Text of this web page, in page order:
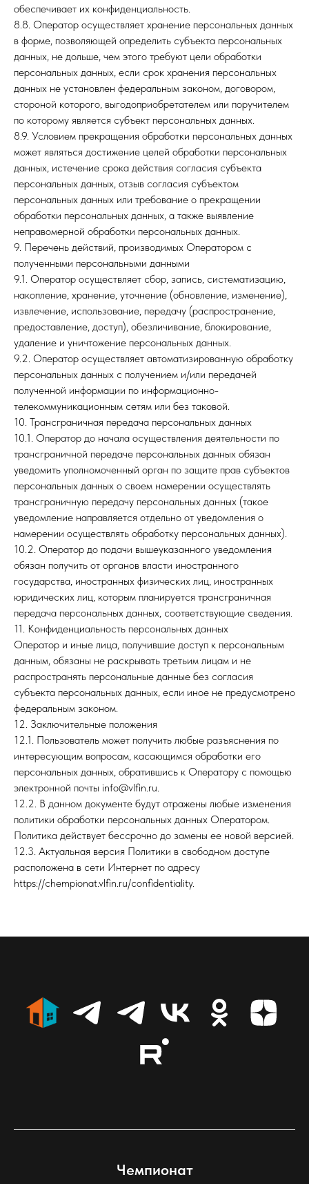
обеспечивает их конфиденциальность.
8.8. Оператор осуществляет хранение персональных данных
в форме, позволяющей определить субъекта персональных
данных, не дольше, чем этого требуют цели обработки
персональных данных, если срок хранения персональных
данных не установлен федеральным законом, договором,
стороной которого, выгодоприобретателем или поручителем
по которому является субъект персональных данных.
8.9. Условием прекращения обработки персональных данных
может являться достижение целей обработки персональных
данных, истечение срока действия согласия субъекта
персональных данных, отзыв согласия субъектом
персональных данных или требование о прекращении
обработки персональных данных, а также выявление
неправомерной обработки персональных данных.
9. Перечень действий, производимых Оператором с
полученными персональными данными
9.1. Оператор осуществляет сбор, запись, систематизацию,
накопление, хранение, уточнение (обновление, изменение),
извлечение, использование, передачу (распространение,
предоставление, доступ), обезличивание, блокирование,
удаление и уничтожение персональных данных.
9.2. Оператор осуществляет автоматизированную обработку
персональных данных с получением и/или передачей
полученной информации по информационно-
телекоммуникационным сетям или без таковой.
10. Трансграничная передача персональных данных
10.1. Оператор до начала осуществления деятельности по
трансграничной передаче персональных данных обязан
уведомить уполномоченный орган по защите прав субъектов
персональных данных о своем намерении осуществлять
трансграничную передачу персональных данных (такое
уведомление направляется отдельно от уведомления о
намерении осуществлять обработку персональных данных).
10.2. Оператор до подачи вышеуказанного уведомления
обязан получить от органов власти иностранного
государства, иностранных физических лиц, иностранных
юридических лиц, которым планируется трансграничная
передача персональных данных, соответствующие сведения.
11. Конфиденциальность персональных данных
Оператор и иные лица, получившие доступ к персональным
данным, обязаны не раскрывать третьим лицам и не
распространять персональные данные без согласия
субъекта персональных данных, если иное не предусмотрено
федеральным законом.
12. Заключительные положения
12.1. Пользователь может получить любые разъяснения по
интересующим вопросам, касающимся обработки его
персональных данных, обратившись к Оператору с помощью
электронной почты info@vlfin.ru.
12.2. В данном документе будут отражены любые изменения
политики обработки персональных данных Оператором.
Политика действует бессрочно до замены ее новой версией.
12.3. Актуальная версия Политики в свободном доступе
расположена в сети Интернет по адресу
https://chempionat.vlfin.ru/confidentiality.
Чемпионат